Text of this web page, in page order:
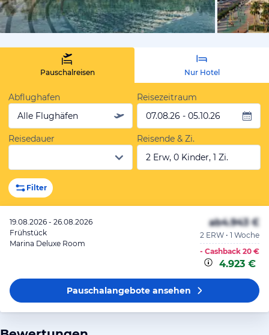
von
Pauschalreisen Nur Hotel
Abflughafen
Alle Flughäfen
Reisezeitraum
07.08.26 - 05.10.26
Reisedauer
Reisende & Zi.
2 Erw, 0 Kinder, 1 Zi.
Filter
19.08.2026 - 26.08.2026
Frühstück
Marina Deluxe Room
ab4.943 €
2 ERW • 1 Woche
- Cashback 20 €
4.923 €
Pauschalangeboteansehen